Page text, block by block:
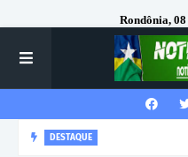
Rondônia, 08